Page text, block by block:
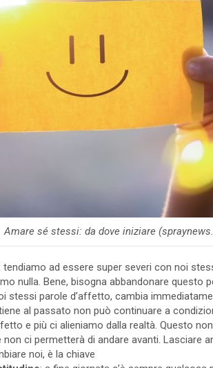
Amare sé stessi: da dove iniziare
tendiamo ad essere super severi con noi
nulla. Bene, bisogna abbandonare questo
stessi parole d’affetto, cambia
al passato non può continuare a
e più ci alieniamo dalla realtà. Questo
ci permetterà di andare avanti. Lasciare
noi, è la chiave